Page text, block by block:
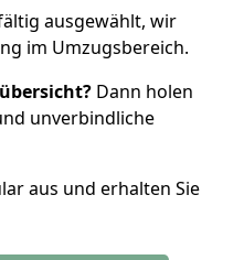
ausgewählt, wir
im Umzugsbereich.
Dann holen
unverbindliche
aus und erhalten Sie